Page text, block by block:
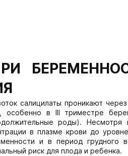
салицилаты проникают
особенно в III триместре
роды).
в плазме крови до
и в период грудного
риск для плода и ребенка.